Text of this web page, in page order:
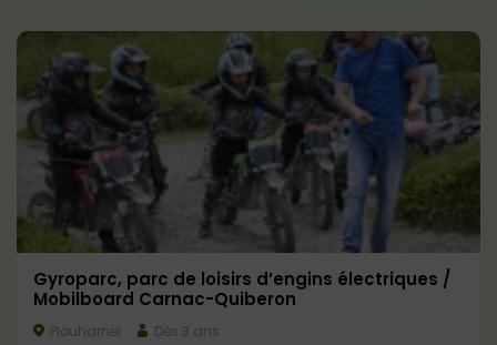
Gyroparc, parc de loisirs d’engins électriques /
Mobilboard Carnac-Quiberon
Plouharnel Dès 3 ans